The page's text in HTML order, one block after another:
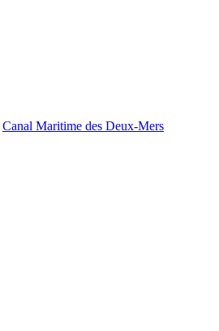
Canal Maritime des Deux-Mers